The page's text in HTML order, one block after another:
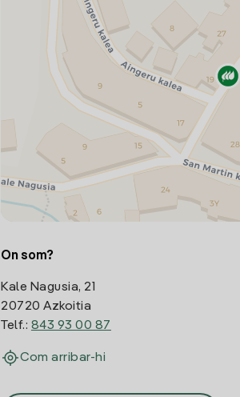
On som?
Kale Nagusia, 21
20720 Azkoitia
Telf.: 843 93 00 87
Com arribar-hi